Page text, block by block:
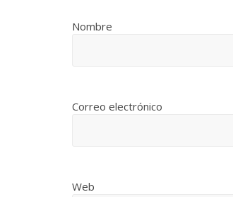
Nombre
Correo electrónico
Web